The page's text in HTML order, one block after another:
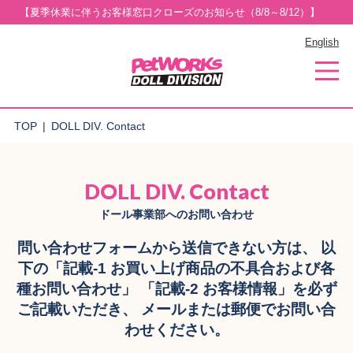
【夏季休業に伴うお客様窓口クローズのお知らせ（8/8～8/12）】
English
TOP DOLL DIV. Contact
DOLL DIV. Contact
ドール事業部へのお問い合わせ
問い合わせフォームから送信できない方は、 以
下の「記載-1 お買い上げ商品の不具合および各
種お問い合わせ」 「記載-2 お客様情報」を必ず
ご記載いただき、 メールまたは郵便でお問い合
わせください。